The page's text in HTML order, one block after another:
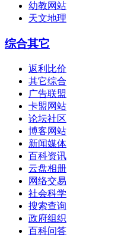
幼教网站
天文地理
综合其它
返利比价
其它综合
广告联盟
卡盟网站
论坛社区
博客网站
新闻媒体
百科资讯
云盘相册
网络交易
社会科学
搜索查询
政府组织
百科问答